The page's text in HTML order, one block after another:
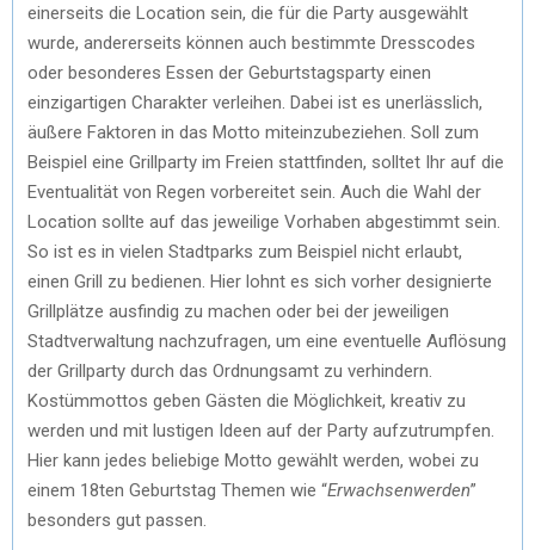
einerseits die Location sein, die für die Party ausgewählt
wurde, andererseits können auch bestimmte Dresscodes
oder besonderes Essen der Geburtstagsparty einen
einzigartigen Charakter verleihen. Dabei ist es unerlässlich,
äußere Faktoren in das Motto miteinzubeziehen. Soll zum
Beispiel eine Grillparty im Freien stattfinden, solltet Ihr auf die
Eventualität von Regen vorbereitet sein. Auch die Wahl der
Location sollte auf das jeweilige Vorhaben abgestimmt sein.
So ist es in vielen Stadtparks zum Beispiel nicht erlaubt,
einen Grill zu bedienen. Hier lohnt es sich vorher designierte
Grillplätze ausfindig zu machen oder bei der jeweiligen
Stadtverwaltung nachzufragen, um eine eventuelle Auflösung
der Grillparty durch das Ordnungsamt zu verhindern.
Kostümmottos geben Gästen die Möglichkeit, kreativ zu
werden und mit lustigen Ideen auf der Party aufzutrumpfen.
Hier kann jedes beliebige Motto gewählt werden, wobei zu
einem 18ten Geburtstag Themen wie “Erwachsenwerden”
besonders gut passen.